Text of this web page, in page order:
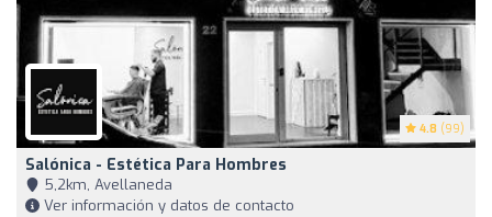
4.8 (99)
Salónica - Estética Para Hombres
5,2km, Avellaneda
Ver información y datos de contacto